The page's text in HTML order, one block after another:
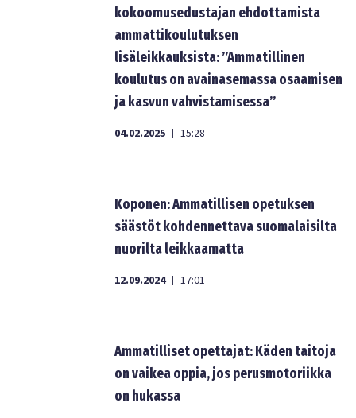
kokoomusedustajan ehdottamista
ammattikoulutuksen
lisäleikkauksista: ”Ammatillinen
koulutus on avainasemassa osaamisen
ja kasvun vahvistamisessa”
04.02.2025 | 15:28
Koponen: Ammatillisen opetuksen
säästöt kohdennettava suomalaisilta
nuorilta leikkaamatta
12.09.2024 | 17:01
Ammatilliset opettajat: Käden taitoja
on vaikea oppia, jos perusmotoriikka
on hukassa